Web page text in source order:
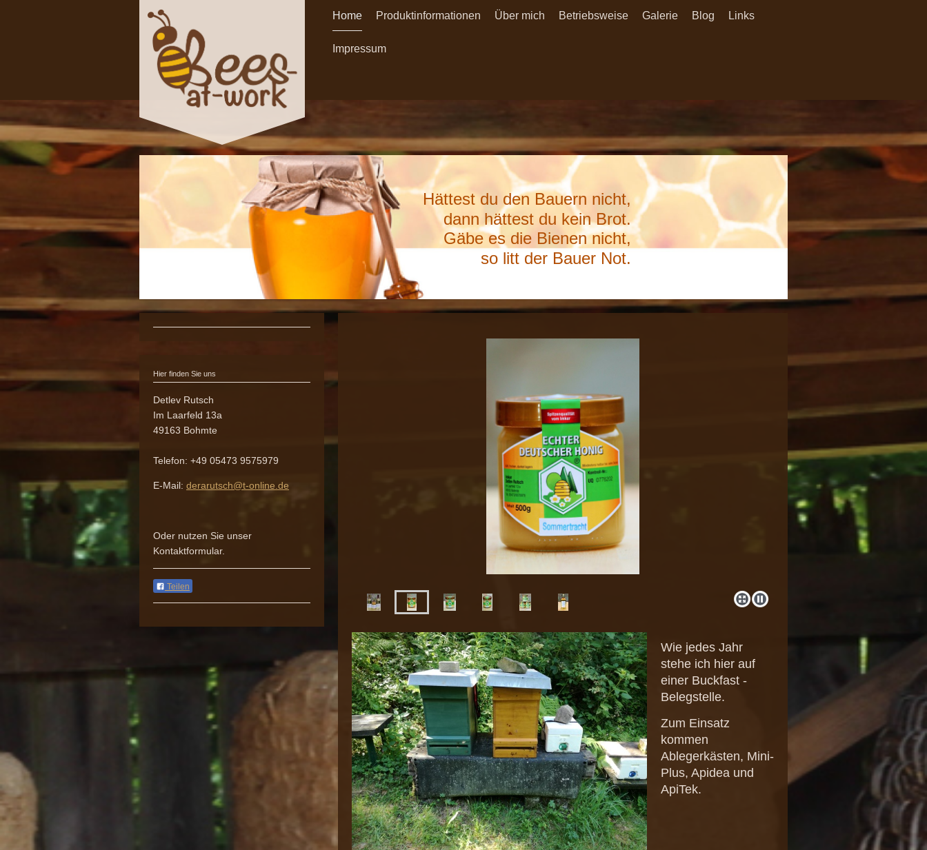
Home Produktinformationen Über mich Betriebsweise Galerie Blog Links
Impressum
Hättest du den Bauern nicht,
dann hättest du kein Brot.
Gäbe es die Bienen nicht,
so litt der Bauer Not.
Wie jedes Jahr
stehe ich hier auf
einer Buckfast -
Belegstelle.
Zum Einsatz
kommen
Ablegerkästen, Mini-
Plus, Apidea und
ApiTek.
Hier finden Sie uns
Detlev Rutsch
Im Laarfeld 13a
49163 Bohmte
Telefon: +49 05473 9575979
E-Mail: derarutsch@t-online.de
Oder nutzen Sie unser
Kontaktformular.
Teilen